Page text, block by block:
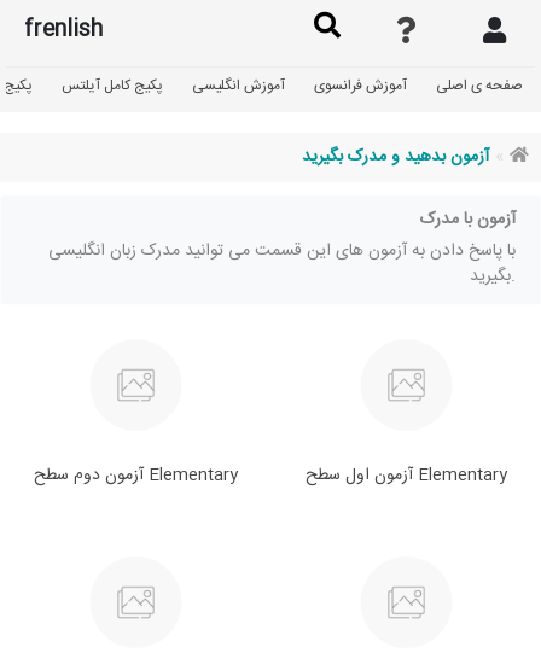
frenlish
صفحه ی اصلی آموزش فرانسوی آموزش انگلیسی پکیج کامل آیلتس پکیج
آزمون بدهید و مدرک بگیرید
آزمون با مدرک
با پاسخ دادن به آزمون های این قسمت می توانید مدرک زبان انگلیسی
بگیرید.
آزمون اول سطح Elementary آزمون دوم سطح Elementary